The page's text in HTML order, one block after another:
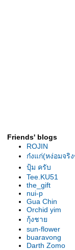
รองเท้านารีเห
รองเท้านารีเ
รองเท้านารี เห
1"
รองเท้านารี ข
ลาดกระบัง
เหลืองตรัง "The
เหลืองตรัง " ขอ
รองเท้านารี ฝา
รองเท้านารี ฝา
รองเท้านารี ฝา
รองเท้านารีฝา
รองเท้านารี เห
Friends' blogs
ROJIN
ก๋งแก่(หง่อมจริง
ปุ้ม ครับ
Tee.KU51
the_gift
nui-p
Gua Chin
Orchid yim
กุ้งชา
sun-flower
buaravong
Darth Zomo